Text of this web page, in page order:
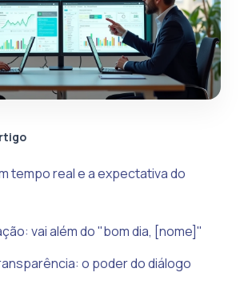
tempo real e a expectativa do
vai além do "bom dia, [nome]"
o poder do diálogo